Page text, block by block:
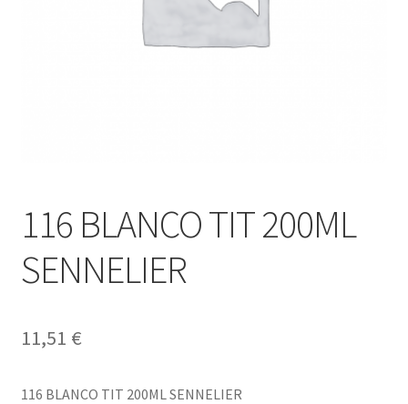
116 BLANCO TIT 200ML
SENNELIER
11,51 €
116 BLANCO TIT 200ML SENNELIER